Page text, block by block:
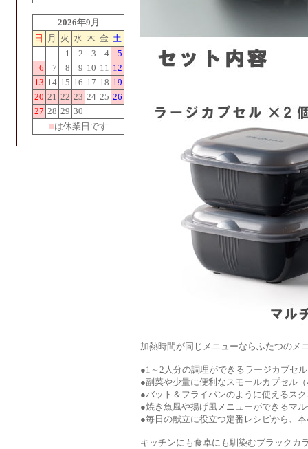
2026年9月
日
月 火 水 木 金 土
1
2 3 4
5
6
7 8 9 10 11 12
13 14 15 16 17 18 19
20 21 22 23 24 25 26
27 28 29 30
■は休業日です
加熱時間が同じメニューならふたつのメ
●1～2人分の調理ができるラージカプセ
●副菜や少量に便利なスモールカプセル
●バット＆フライパンのように使えるス
●焼き魚風や揚げ風メニューができるマ
●毎日の献立に役立つ定番レシピから、
キッチンにも食卓にも馴染むブラックカ